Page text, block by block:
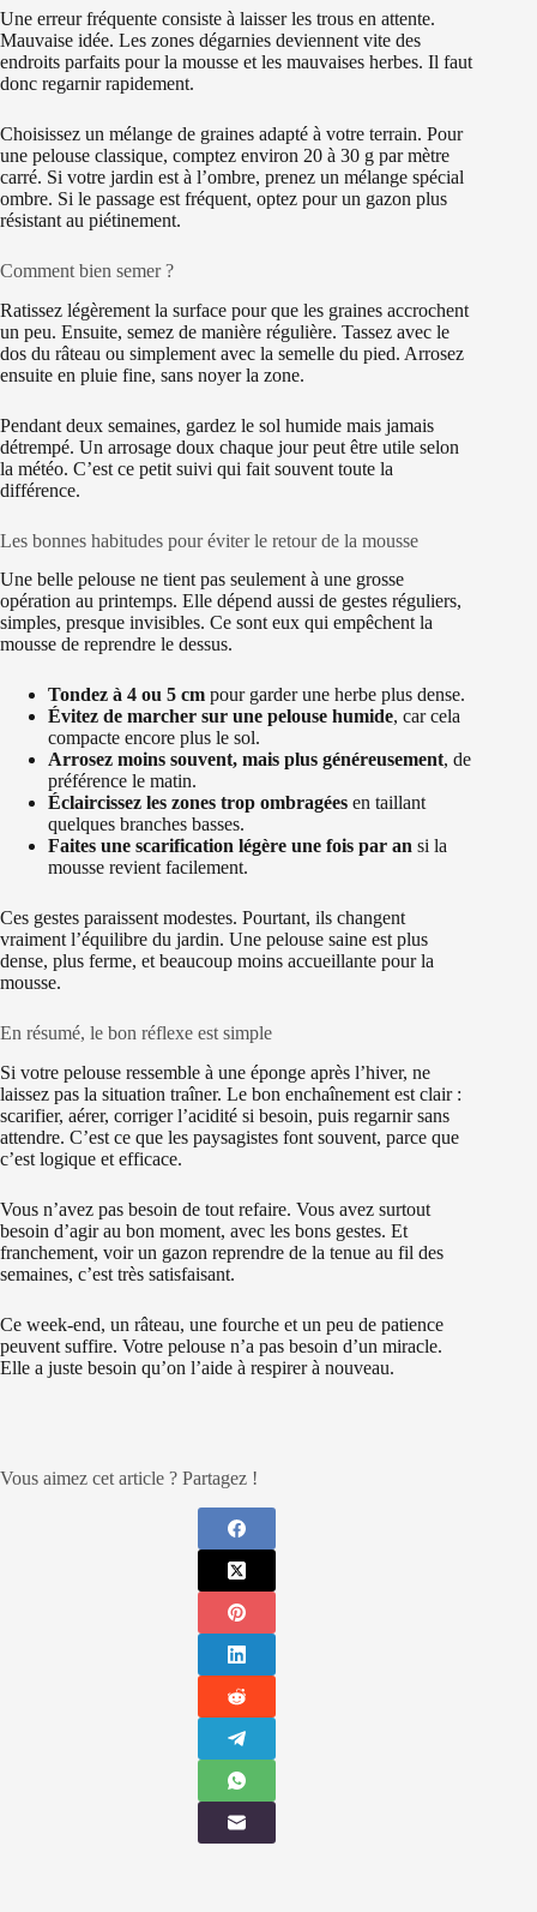
Une erreur fréquente consiste à laisser les trous en attente.
Mauvaise idée. Les zones dégarnies deviennent vite des
endroits parfaits pour la mousse et les mauvaises herbes. Il faut
donc regarnir rapidement.
Choisissez un mélange de graines adapté à votre terrain. Pour
une pelouse classique, comptez environ 20 à 30 g par mètre
carré. Si votre jardin est à l’ombre, prenez un mélange spécial
ombre. Si le passage est fréquent, optez pour un gazon plus
résistant au piétinement.
Comment bien semer ?
Ratissez légèrement la surface pour que les graines accrochent
un peu. Ensuite, semez de manière régulière. Tassez avec le
dos du râteau ou simplement avec la semelle du pied. Arrosez
ensuite en pluie fine, sans noyer la zone.
Pendant deux semaines, gardez le sol humide mais jamais
détrempé. Un arrosage doux chaque jour peut être utile selon
la météo. C’est ce petit suivi qui fait souvent toute la
différence.
Les bonnes habitudes pour éviter le retour de la mousse
Une belle pelouse ne tient pas seulement à une grosse
opération au printemps. Elle dépend aussi de gestes réguliers,
simples, presque invisibles. Ce sont eux qui empêchent la
mousse de reprendre le dessus.
Tondez à 4 ou 5 cm pour garder une herbe plus dense.
Évitez de marcher sur une pelouse humide, car cela
compacte encore plus le sol.
Arrosez moins souvent, mais plus généreusement, de
préférence le matin.
Éclaircissez les zones trop ombragées en taillant
quelques branches basses.
Faites une scarification légère une fois par an si la
mousse revient facilement.
Ces gestes paraissent modestes. Pourtant, ils changent
vraiment l’équilibre du jardin. Une pelouse saine est plus
dense, plus ferme, et beaucoup moins accueillante pour la
mousse.
En résumé, le bon réflexe est simple
Si votre pelouse ressemble à une éponge après l’hiver, ne
laissez pas la situation traîner. Le bon enchaînement est clair :
scarifier, aérer, corriger l’acidité si besoin, puis regarnir sans
attendre. C’est ce que les paysagistes font souvent, parce que
c’est logique et efficace.
Vous n’avez pas besoin de tout refaire. Vous avez surtout
besoin d’agir au bon moment, avec les bons gestes. Et
franchement, voir un gazon reprendre de la tenue au fil des
semaines, c’est très satisfaisant.
Ce week-end, un râteau, une fourche et un peu de patience
peuvent suffire. Votre pelouse n’a pas besoin d’un miracle.
Elle a juste besoin qu’on l’aide à respirer à nouveau.
Vous aimez cet article ? Partagez !